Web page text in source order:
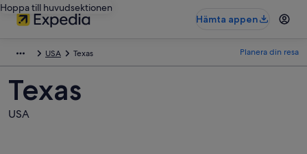
Hoppa till huvudsektionen
Hämta appen
USA Texas Planera din resa
Texas
USA